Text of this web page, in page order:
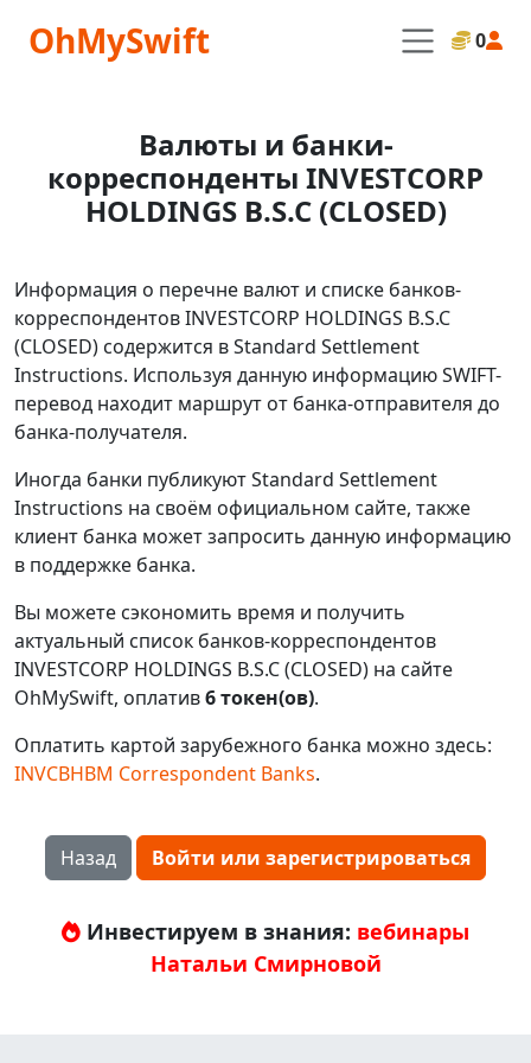
OhMySwift 0
Валюты и банки-
корреспонденты INVESTCORP
HOLDINGS B.S.C (CLOSED)
Информация о перечне валют и списке банков-
корреспондентов INVESTCORP HOLDINGS B.S.C
(CLOSED) содержится в Standard Settlement
Instructions. Используя данную информацию SWIFT-
перевод находит маршрут от банка-отправителя до
банка-получателя.
Иногда банки публикуют Standard Settlement
Instructions на своём официальном сайте, также
клиент банка может запросить данную информацию
в поддержке банка.
Вы можете сэкономить время и получить
актуальный список банков-корреспондентов
INVESTCORP HOLDINGS B.S.C (CLOSED) на сайте
OhMySwift, оплатив6 токен(ов).
Оплатить картой зарубежного банка можно здесь:
INVCBHBM Correspondent Banks.
Назад Войти или зарегистрироваться
Инвестируем в знания: вебинары
Натальи Смирновой